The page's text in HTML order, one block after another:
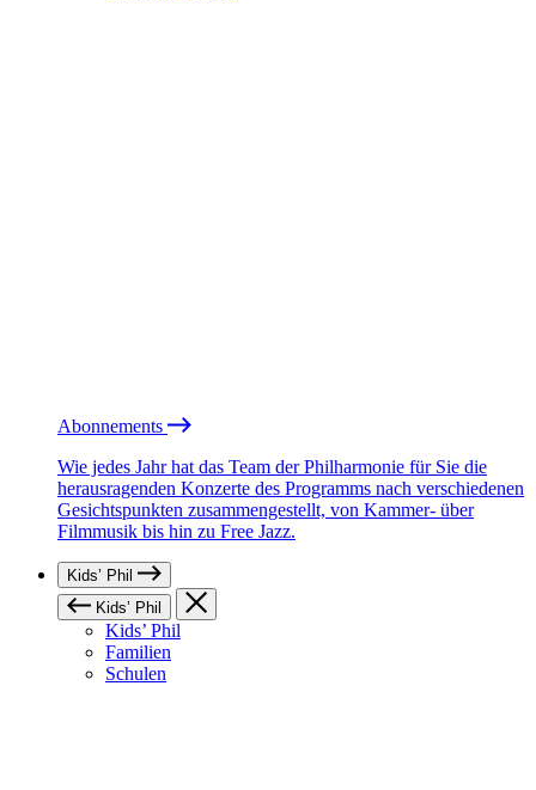
Abonnements
Wie jedes Jahr hat das Team der Philharmonie für Sie die
herausragenden Konzerte des Programms nach verschiedenen
Gesichtspunkten zusammengestellt, von Kammer- über
Filmmusik bis hin zu Free Jazz.
Kids’ Phil
Kids’ Phil
Kids’ Phil
Familien
Schulen